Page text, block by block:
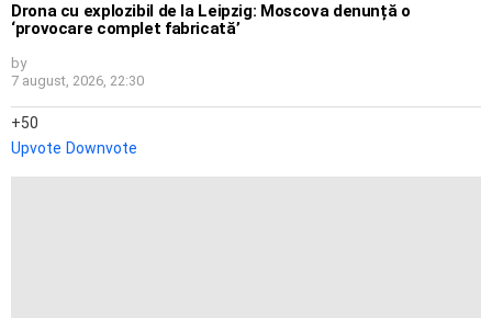
Drona cu explozibil de la Leipzig: Moscova denunță o
‘provocare complet fabricată’
by
7 august, 2026, 22:30
50
Upvote Downvote